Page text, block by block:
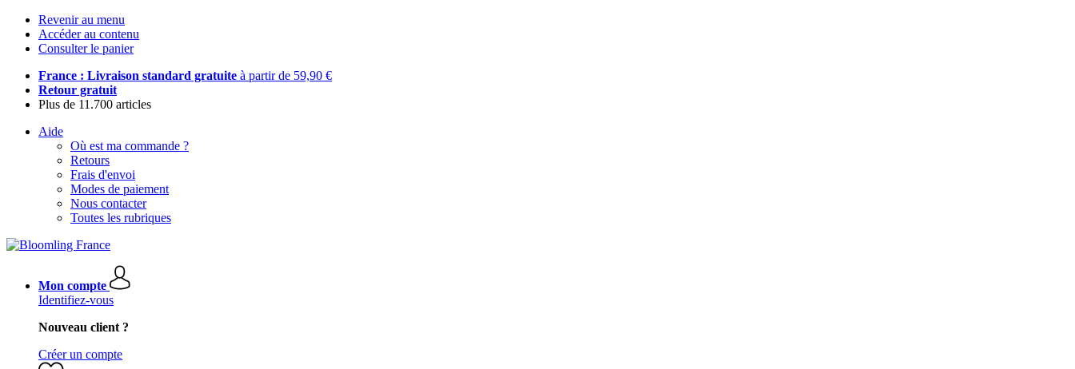
Revenir au menu
Accéder au contenu
Consulter le panier
France : Livraison standard gratuite à partir de 59,90 €
Retour gratuit
Plus de 11.700 articles
Aide
Où est ma commande ?
Retours
Frais d'envoi
Modes de paiement
Nous contacter
Toutes les rubriques
Mon compte
Identifiez-vous
Nouveau client ?
Créer un compte